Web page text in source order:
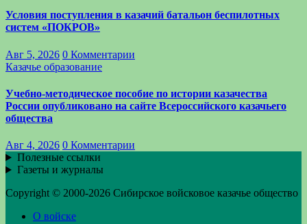
Условия поступления в казачий батальон беспилотных
систем «ПОКРОВ»
Авг 5, 2026 0 Комментарии
Казачье образование
Учебно-методическое пособие по истории казачества
России опубликовано на сайте Всероссийского казачьего
общества
Авг 4, 2026 0 Комментарии
Полезные ссылки
Газеты и журналы
Copyright © 2000-2026 Сибирское войсковое казачье общество
О войске